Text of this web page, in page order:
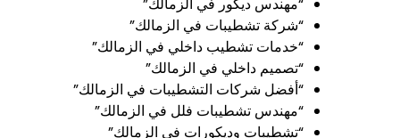
“مهندس ديكور في الزمالك”
“شركة تشطيبات في الزمالك”
“خدمات تشطيب داخلي في الزمالك”
“تصميم داخلي في الزمالك”
“أفضل شركات التشطيبات في الزمالك”
“مهندس تشطيبات فلل في الزمالك”
“تشطيبات وديكورات في الزمالك”